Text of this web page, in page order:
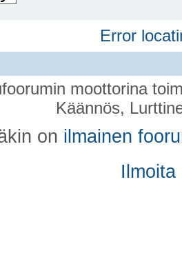
Error
moottorina
Käännös,
on ilmainen